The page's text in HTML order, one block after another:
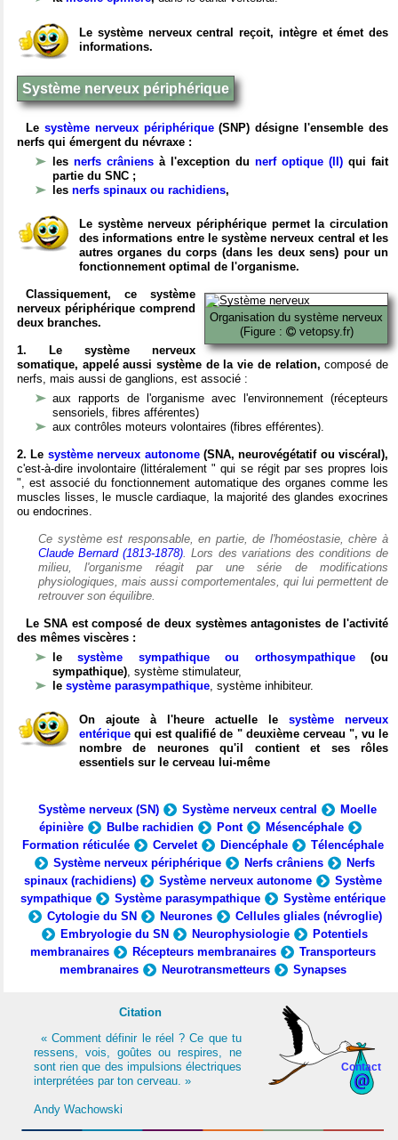
Le système nerveux central reçoit, intègre et émet des
informations.
Système nerveux périphérique
Le système nerveux périphérique(SNP) désigne l'ensemble des
nerfs qui émergent du névraxe :
les nerfs crâniens à l'exception du nerf optique (II) qui fait
partie du SNC ;
les nerfs spinaux ou rachidiens,
Le système nerveux périphérique permet la circulation
des informations entre le système nerveux central et les
autres organes du corps (dans les deux sens) pour un
fonctionnement optimal de l'organisme.
Organisation du système nerveux
(Figure :
vetopsy.fr)
Classiquement, ce système
nerveux périphérique comprend
deux branches.
1. Le système nerveux
somatique, appelé aussi système de la vie de relation, composé de
nerfs, mais aussi de ganglions, est associé :
aux rapports de l'organisme avec l'environnement (récepteurs
sensoriels, fibres afférentes)
aux contrôles moteurs volontaires (fibres efférentes).
2. Le système nerveux autonome(SNA, neurovégétatif ou viscéral),
c'est-à-dire involontaire (littéralement " qui se régit par ses propres lois
", est associé du fonctionnement automatique des organes comme les
muscles lisses, le muscle cardiaque, la majorité des glandes exocrines
ou endocrines.
Ce système est responsable, en partie, de l'homéostasie, chère à
Claude Bernard (1813-1878). Lors des variations des conditions de
milieu, l'organisme réagit par une série de modifications
physiologiques, mais aussi comportementales, qui lui permettent de
retrouver son équilibre.
Le SNA est composé de deux systèmes antagonistes de l'activité
des mêmes viscères :
lesystème sympathique ou orthosympathique(ou
sympathique), système stimulateur,
le système parasympathique, système inhibiteur.
On ajoute à l'heure actuelle le système nerveux
entérique qui est qualifié de " deuxième cerveau ", vu le
nombre de neurones qu'il contient et ses rôles
essentiels sur le cerveau lui-même
Système nerveux (SN) Système nerveux central
Moelle
épinière
Bulbe rachidien Pont
Mésencéphale
Formation réticulée
Cervelet Diencéphale
Télencéphale
Système nerveux périphérique
Nerfs crâniens
Nerfs
spinaux (rachidiens)
Système nerveux autonome
Système
sympathique
Système parasympathique
Système entérique
Cytologie du SN
Neurones
Cellules gliales (névroglie)
Embryologie du SN
Neurophysiologie
Potentiels
membranaires
Récepteurs membranaires
Transporteurs
membranaires
Neurotransmetteurs Synapses
Contact
Citation
« Comment définir le réel ? Ce que tu
ressens, vois, goûtes ou respires, ne
sont rien que des impulsions électriques
interprétées par ton cerveau. »
Andy Wachowski